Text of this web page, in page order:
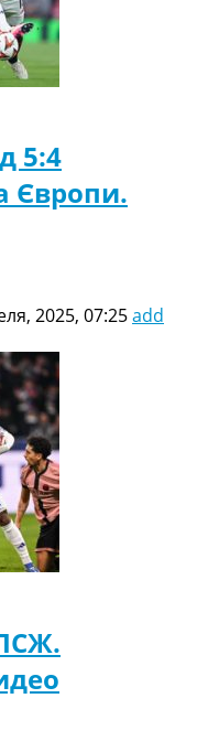
5:4
Європи.
2025, 07:25add